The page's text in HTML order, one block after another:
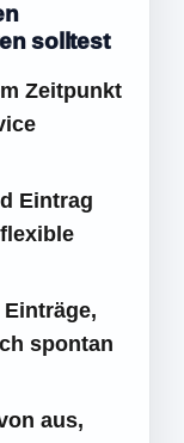
solltest
Zeitpunkt
Eintrag
spontan
aus,